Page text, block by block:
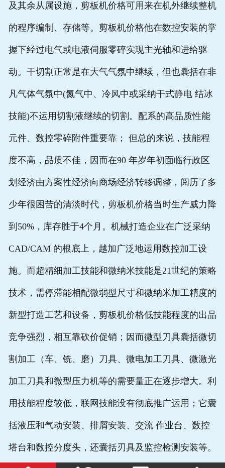
及其余从属设施，剪板机价格可用来在机外继续整机
的程序编制、存储等。剪板机价格他在数控安装的掌
握下经过电气或电液伺服零碎实现主光轴和进给驱
动。干切割正常是在大气气氛中继续，但也囊括在非
凡气体气氛中(氮气中、冷风中或采纳干式静电 结冰
技能)不运用切割液继续的切割。配系的高品质性能
元件、数控零碎附件重要靠； 但总的来说，技能程
度不高，品质不佳，因而在90 年岁年初面临行政区
划经济由方案性经济向商场经济转移调整，阅历了多
少年很困苦的清淡时代，剪板机价格当时生产威力降
到50%，库存胜于4个月。机械打造企业在广泛采纳
CAD/CAM 的根底上，越加广泛地运用数控加工设
施。而超精细加工技能和微纳米技能是21世纪的策略
技术，需停滞能相配微弱型尺寸和微纳米加工精度的
新型打造工艺和设备，剪板机价格低技能程度的出品
竞争强烈，相互靠砍价促销；因而微型刀具囊括微切
割加工（车、铣、磨）刀具、微电加工刀具、微激光
加工刀具和微型压力机等的需要量正在逐步增大。利
用技能程度较低，联网技能没有彻底推广运用；它囊
括液压和气动安装、排屑安装、交流 作业台、数控
塔台和数控分度头，还囊括刃具及监控检测安装等。